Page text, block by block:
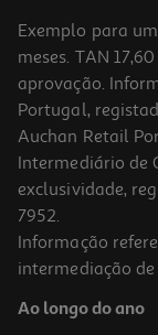
Exemplo para
meses. TAN
aprovação.
Portugal,
Auchan Retail
Intermediário de
exclusividade,
7952.
Informação
intermediação
Ao longo do ano